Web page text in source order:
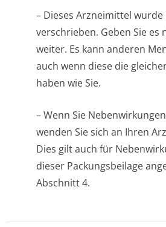
– Dieses Arzneimittel
verschrieben. Geben Sie es
weiter. Es kann anderen
auch wenn diese die
haben wie Sie.
– Wenn Sie
wenden Sie sich an Ihren
Dies gilt auch für
dieser Packungsbeilage
Abschnitt 4.